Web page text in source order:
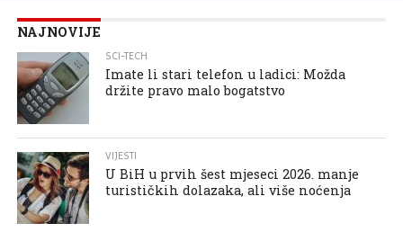
NAJNOVIJE
SCI-TECH
Imate li stari telefon u ladici: Možda
držite pravo malo bogatstvo
VIJESTI
U BiH u prvih šest mjeseci 2026. manje
turističkih dolazaka, ali više noćenja